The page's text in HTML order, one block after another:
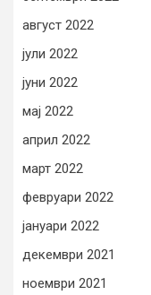
август 2022
јули 2022
јуни 2022
мај 2022
април 2022
март 2022
февруари 2022
јануари 2022
декември 2021
ноември 2021